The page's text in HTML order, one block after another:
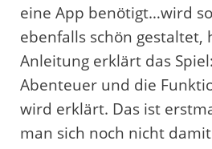
eine App benötigt…wird
ebenfalls schön gestaltet,
Anleitung erklärt das
Abenteuer und die
wird erklärt. Das ist
man sich noch nicht